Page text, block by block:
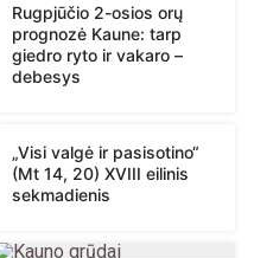
Rugpjūčio 2-osios orų
prognozė Kaune: tarp
giedro ryto ir vakaro –
debesys
„Visi valgė ir pasisotino“
(Mt 14, 20) XVIII eilinis
sekmadienis